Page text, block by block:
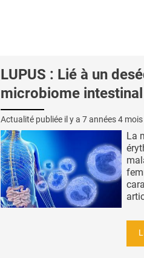
LUPUS : Lié à un
microbiome intestinal
Actualité publiée il y a 7 années 4 mois
La